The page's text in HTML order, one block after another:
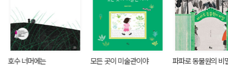
호수 너머에는 모든 곳이 미술관이야 파파로 동물원의 비